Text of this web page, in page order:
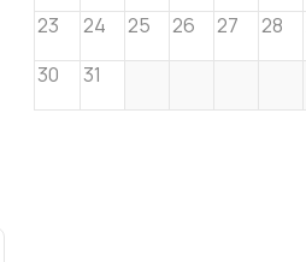
23
24 25 26 27 28
30
31